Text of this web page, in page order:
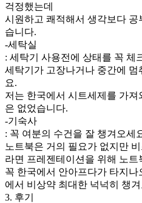
걱정했는데
시원하고 쾌적해서 생각보다
습니다.
-세탁실
: 세탁기 사용전에 상태를 꼭 체
세탁기가 고장나거나 중간에 멈
요.
저는 한국에서 시트세제를 가
은 없었습니다.
-기숙사
: 꼭 여분의 수건을 잘 챙겨오세
노트북은 거의 필요가 없지만
라면 프레젠테이션을 위해 노트
꼭 한국에서 안아프다가 타지
에서 비상약 최대한 넉넉히 챙
3. 후기